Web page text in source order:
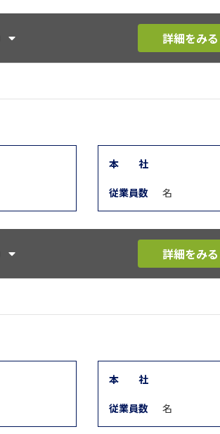
詳細をみる
本 社
従業員数 名
詳細をみる
本 社
従業員数 名